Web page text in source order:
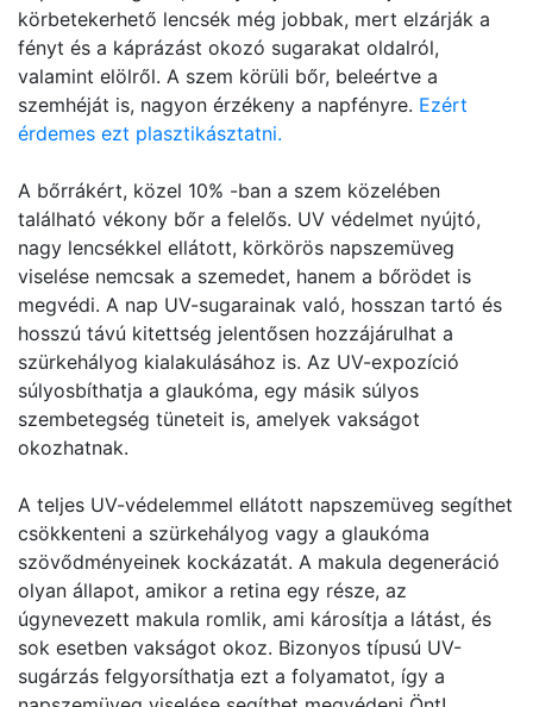
körbetekerhető lencsék még jobbak, mert elzárják a
fényt és a káprázást okozó sugarakat oldalról,
valamint elölről. A szem körüli bőr, beleértve a
szemhéját is, nagyon érzékeny a napfényre. Ezért
érdemes ezt plasztikásztatni.
A bőrrákért, közel 10% -ban a szem közelében
található vékony bőr a felelős. UV védelmet nyújtó,
nagy lencsékkel ellátott, körkörös napszemüveg
viselése nemcsak a szemedet, hanem a bőrödet is
megvédi. A nap UV-sugarainak való, hosszan tartó és
hosszú távú kitettség jelentősen hozzájárulhat a
szürkehályog kialakulásához is. Az UV-expozíció
súlyosbíthatja a glaukóma, egy másik súlyos
szembetegség tüneteit is, amelyek vakságot
okozhatnak.
A teljes UV-védelemmel ellátott napszemüveg segíthet
csökkenteni a szürkehályog vagy a glaukóma
szövődményeinek kockázatát. A makula degeneráció
olyan állapot, amikor a retina egy része, az
úgynevezett makula romlik, ami károsítja a látást, és
sok esetben vakságot okoz. Bizonyos típusú UV-
sugárzás felgyorsíthatja ezt a folyamatot, így a